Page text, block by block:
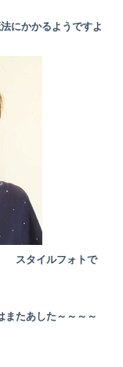
にかかるようですよ
スタイルフォトで
またあした～～～～